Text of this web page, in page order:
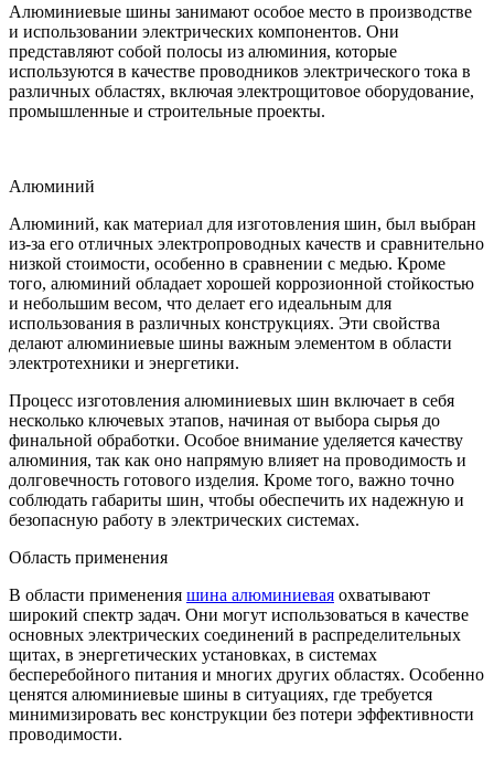
Алюминиевые шины занимают особое место в производстве
и использовании электрических компонентов. Они
представляют собой полосы из алюминия, которые
используются в качестве проводников электрического тока в
различных областях, включая электрощитовое оборудование,
промышленные и строительные проекты.
Алюминий
Алюминий, как материал для изготовления шин, был выбран
из-за его отличных электропроводных качеств и сравнительно
низкой стоимости, особенно в сравнении с медью. Кроме
того, алюминий обладает хорошей коррозионной стойкостью
и небольшим весом, что делает его идеальным для
использования в различных конструкциях. Эти свойства
делают алюминиевые шины важным элементом в области
электротехники и энергетики.
Процесс изготовления алюминиевых шин включает в себя
несколько ключевых этапов, начиная от выбора сырья до
финальной обработки. Особое внимание уделяется качеству
алюминия, так как оно напрямую влияет на проводимость и
долговечность готового изделия. Кроме того, важно точно
соблюдать габариты шин, чтобы обеспечить их надежную и
безопасную работу в электрических системах.
Область применения
В области применения шина алюминиевая охватывают
широкий спектр задач. Они могут использоваться в качестве
основных электрических соединений в распределительных
щитах, в энергетических установках, в системах
бесперебойного питания и многих других областях. Особенно
ценятся алюминиевые шины в ситуациях, где требуется
минимизировать вес конструкции без потери эффективности
проводимости.